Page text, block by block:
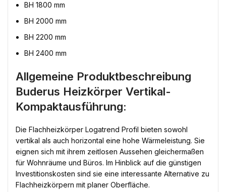
BH 1800 mm
BH 2000 mm
BH 2200 mm
BH 2400 mm
Allgemeine Produktbeschreibung
Buderus Heizkörper Vertikal-
Kompaktausführung:
Die Flachheizkörper Logatrend Profil bieten sowohl
vertikal als auch horizontal eine hohe Wärmeleistung. Sie
eignen sich mit ihrem zeitlosen Aussehen gleichermaßen
für Wohnräume und Büros. Im Hinblick auf die günstigen
Investitionskosten sind sie eine interessante Alternative zu
Flachheizkörpern mit planer Oberfläche.